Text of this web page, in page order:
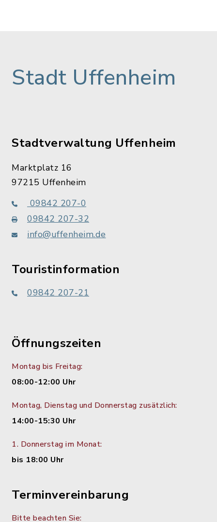
Stadt Uffenheim
Stadtverwaltung Uffenheim
Marktplatz 16
97215 Uffenheim
09842 207-0
09842 207-32
info@uffenheim.de
Touristinformation
09842 207-21
Öffnungszeiten
Montag bis Freitag:
08:00-12:00 Uhr
Montag, Dienstag und Donnerstag zusätzlich:
14:00-15:30 Uhr
1. Donnerstag im Monat:
bis 18:00 Uhr
Terminvereinbarung
Bitte beachten Sie: